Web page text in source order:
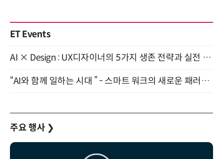
ET Events
AI × Design : UX디자이너의 5가지 생존 전략과 실전 대응 8월 28일 개최
“AI와 함께 일하는 시대 ” - 스마트 워크의 새로운 패러다임 (9/11)
주요 행사 ❯